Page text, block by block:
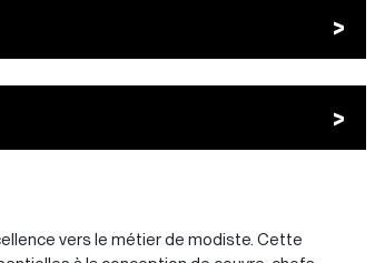
vers le métier de modiste. Cette